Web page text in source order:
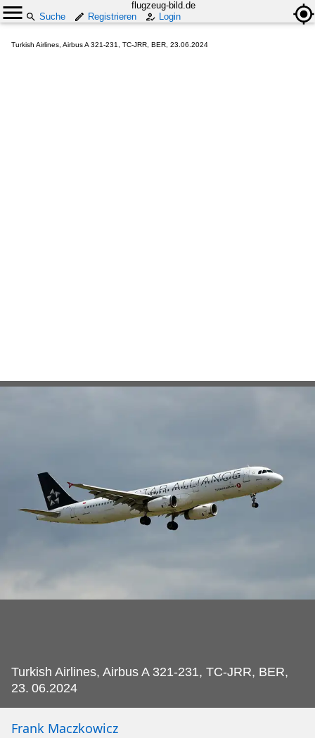
flugzeug-bild.de
Suche
Registrieren Login
Turkish Airlines, Airbus A 321-231, TC-JRR, BER, 23.06.2024
Turkish Airlines, Airbus A 321-231, TC-JRR, BER,
23. 06.2024
Frank Maczkowicz